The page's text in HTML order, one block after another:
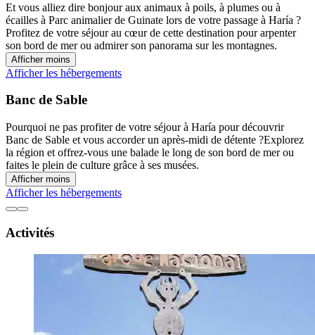
Et vous alliez dire bonjour aux animaux à poils, à plumes ou à
écailles à Parc animalier de Guinate lors de votre passage à Haría ?
Profitez de votre séjour au cœur de cette destination pour arpenter
son bord de mer ou admirer son panorama sur les montagnes.
Afficher moins
Afficher les hébergements
Banc de Sable
Pourquoi ne pas profiter de votre séjour à Haría pour découvrir
Banc de Sable et vous accorder un après-midi de détente ?Explorez
la région et offrez-vous une balade le long de son bord de mer ou
faites le plein de culture grâce à ses musées.
Afficher moins
Afficher les hébergements
Activités